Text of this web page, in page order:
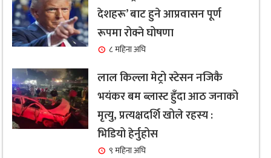
देशहरू’ बाट हुने आप्रवासन पूर्ण
रूपमा रोक्ने घोषणा
८ महिना अघि
लाल किल्ला मेट्रो स्टेसन नजिकै
भयंकर बम ब्लास्ट हुँदा आठ जनाको
मृत्यु, प्रत्यक्षदर्शि खोले रहस्य :
भिडियो हेर्नुहोस
९ महिना अघि